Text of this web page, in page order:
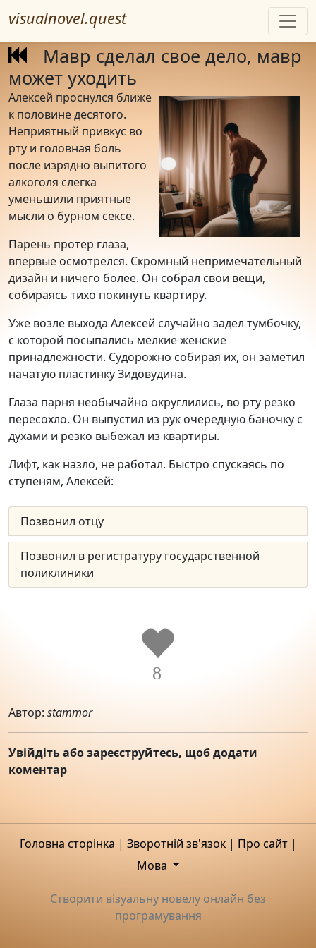
visualnovel.quest
Мавр сделал свое дело, мавр
может уходить
Алексей проснулся ближе
к половине десятого.
Неприятный привкус во
рту и головная боль
после изрядно выпитого
алкоголя слегка
уменьшили приятные
мысли о бурном сексе.
Парень протер глаза,
впервые осмотрелся. Скромный непримечательный
дизайн и ничего более. Он собрал свои вещи,
собираясь тихо покинуть квартиру.
Уже возле выхода Алексей случайно задел тумбочку,
с которой посыпались мелкие женские
принадлежности. Судорожно собирая их, он заметил
начатую пластинку Зидовудина.
Глаза парня необычайно округлились, во рту резко
пересохло. Он выпустил из рук очередную баночку с
духами и резко выбежал из квартиры.
Лифт, как назло, не работал. Быстро спускаясь по
ступеням, Алексей:
Позвонил отцу
Позвонил в регистратуру государственной
поликлиники
8
Автор: stammor
Увійдіть або зареєструйтесь, щоб додати
коментар
Головна сторінка | Зворотній зв'язок| Про сайт|
Мова
Створити візуальну новелу онлайн без
програмування